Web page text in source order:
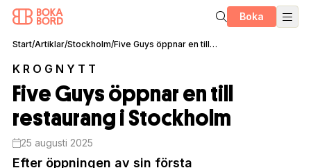
Boka
Start/Artiklar/Stockholm/ Five Guys öppnar en till restaurang i Stockholm
KROGNYTT
Five Guys öppnar en till
restaurang i Stockholm
25 augusti 2025
Efter öppningen av sin första